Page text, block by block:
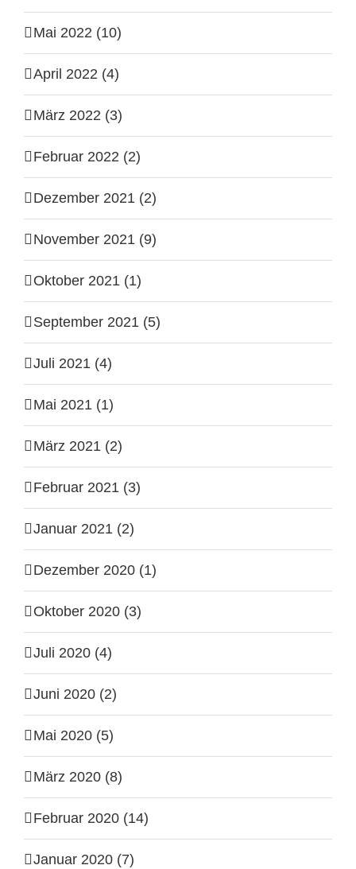
Mai 2022 (10)
April 2022 (4)
März 2022 (3)
Februar 2022 (2)
Dezember 2021 (2)
November 2021 (9)
Oktober 2021 (1)
September 2021 (5)
Juli 2021 (4)
Mai 2021 (1)
März 2021 (2)
Februar 2021 (3)
Januar 2021 (2)
Dezember 2020 (1)
Oktober 2020 (3)
Juli 2020 (4)
Juni 2020 (2)
Mai 2020 (5)
März 2020 (8)
Februar 2020 (14)
Januar 2020 (7)